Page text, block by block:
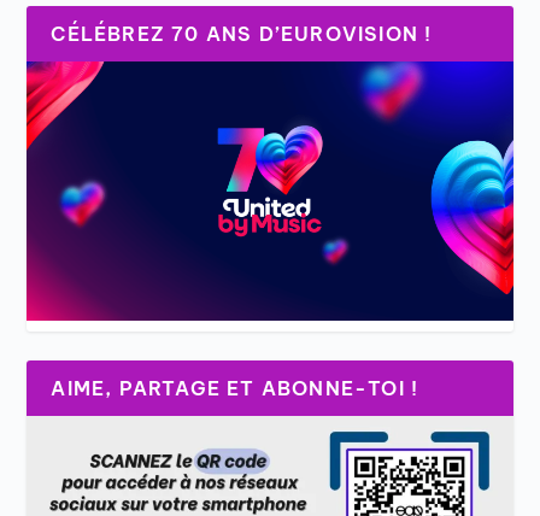
CÉLÉBREZ 70 ANS D’EUROVISION !
AIME, PARTAGE ET ABONNE-TOI !